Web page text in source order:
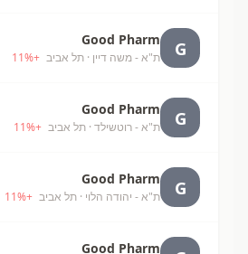
G
Good Pharm
ת"א - משה דיין · תל אביב +
11%
G
Good Pharm
ת"א - רוטשילד · תל אביב +
11%
G
Good Pharm
ת"א - יהודה הלוי · תל אביב +
11%
Good Pharm